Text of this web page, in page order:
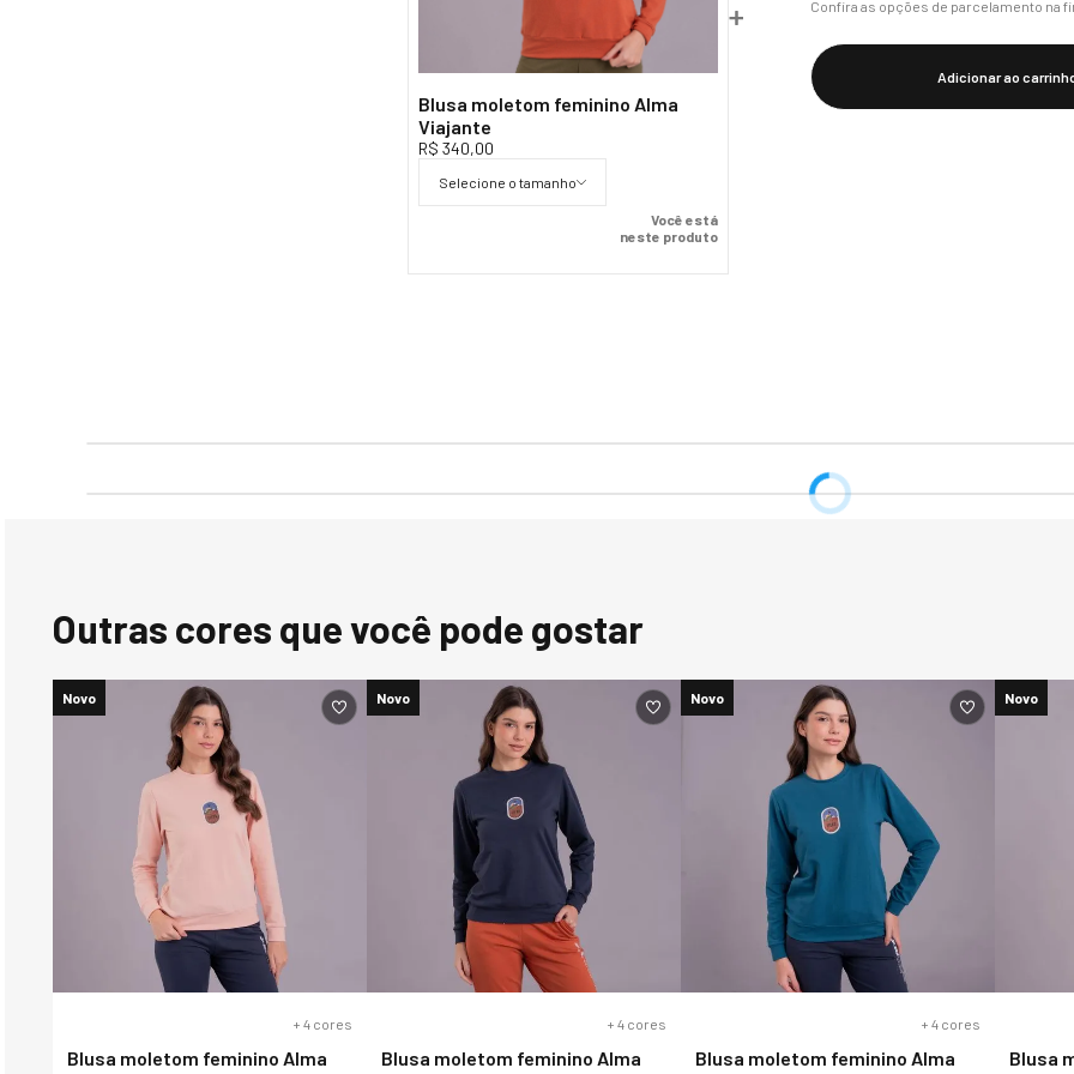
Você está
neste produto
Blusa moletom feminino Alma
Viajante
R$ 340,00
Selecione o tamanho
Confira as opções de parcelamento na
Adicionar ao
Outras cores que você pode gostar
Novo
+ 4cores
Blusa moletom feminino Alma
Novo
+ 4cores
Blusa moletom feminino Alma
Novo
+ 4cores
Blusa moletom feminino Alma
Novo
Blusa